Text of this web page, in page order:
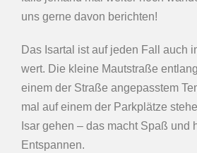
uns gerne davon berichten!
Das Isartal ist auf jeden Fall auch
wert. Die kleine Mautstraße
einem der Straße angepasstem
mal auf einem der Parkplätze
Isar gehen – das macht Spaß und
Entspannen.